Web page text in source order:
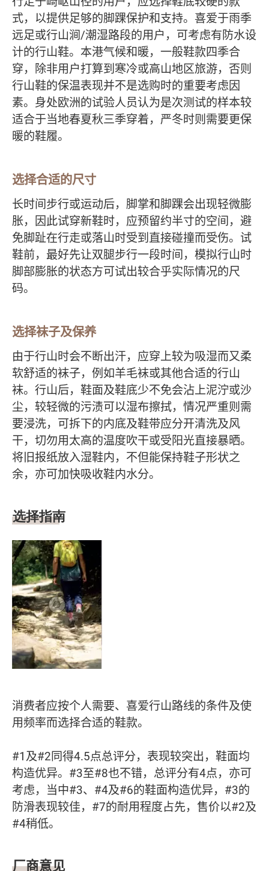
式，以提供足够的脚踝保护和支持。喜爱于雨季
远足或行山涧/潮湿路段的用户，可考虑有防水设
计的行山鞋。本港气候和暖，一般鞋款四季合
穿，除非用户打算到寒冷或高山地区旅游，否则
行山鞋的保温表现并不是选购时的重要考虑因
素。身处欧洲的试验人员认为是次测试的样本较
适合于当地春夏秋三季穿着，严冬时则需要更保
暖的鞋履。
选择合适的尺寸
长时间步行或运动后，脚掌和脚踝会出现轻微膨
胀，因此试穿新鞋时，应预留约半寸的空间，避
免脚趾在行走或落山时受到直接碰撞而受伤。试
鞋前，最好先让双腿步行一段时间，模拟行山时
脚部膨胀的状态方可试出较合乎实际情况的尺
码。
选择袜子及保养
由于行山时会不断出汗，应穿上较为吸湿而又柔
软舒适的袜子，例如羊毛袜或其他合适的行山
袜。行山后，鞋面及鞋底少不免会沾上泥泞或沙
尘，较轻微的污渍可以湿布擦拭，情况严重则需
要浸洗，可拆下的内底及鞋带应分开清洗及风
干，切勿用太高的温度吹干或受阳光直接暴晒。
将旧报纸放入湿鞋内，不但能保持鞋子形状之
余，亦可加快吸收鞋内水分。
选择指南
消费者应按个人需要、喜爱行山路线的条件及使
用频率而选择合适的鞋款。
#1及#2同得4.5点总评分，表现较突出，鞋面均
构造优异。#3至#8也不错，总评分有4点，亦可
考虑，当中#3、#4及#6的鞋面构造优异，#3的
防滑表现较佳，#7的耐用程度占先，售价以#2及
#4稍低。
厂商意见